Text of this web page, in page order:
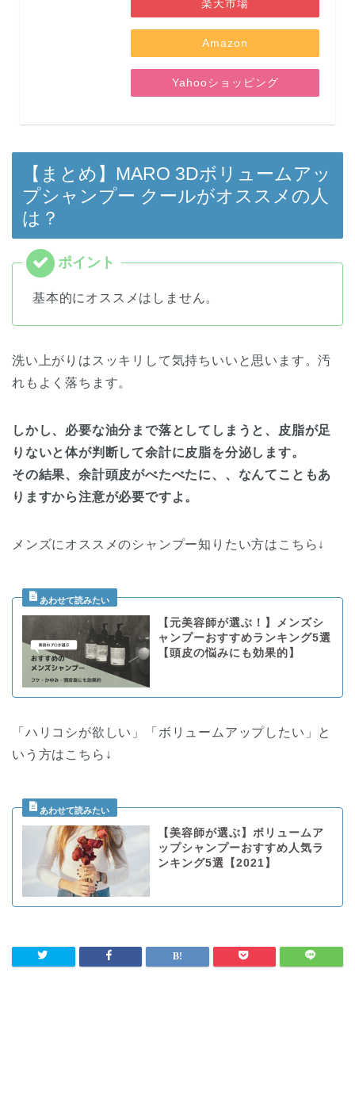
楽天市場
Amazon
Yahooショッピング
【まとめ】 MARO 3Dボリュームアッ
プシャンプー クールがオススメの人
は？
基本的にオススメはしません。
洗い上がりはスッキリして気持ちいいと思います。汚
れもよく落ちます。
しかし、必要な油分まで落としてしまうと、皮脂が足
りないと体が判断して余計に皮脂を分泌します。
その結果、余計頭皮がべたべたに、、なんてこともあ
りますから注意が必要ですよ。
メンズにオススメのシャンプー知りたい方はこちら↓
【元美容師が選ぶ！】メンズシ
ャンプーおすすめランキング5選
【頭皮の悩みにも効果的】
「ハリコシが欲しい」「ボリュームアップしたい」と
いう方はこちら↓
【美容師が選ぶ】ボリュームア
ップシャンプーおすすめ人気ラ
ンキング5選【2021】